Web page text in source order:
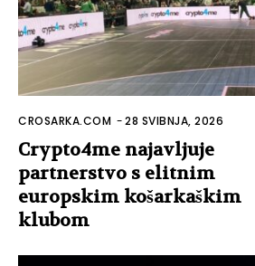
CROSARKA.COM -28 SVIBNJA, 2026
Crypto4me najavljuje
partnerstvo s elitnim
europskim košarkaškim
klubom